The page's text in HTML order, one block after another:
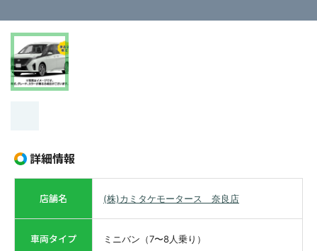
詳細情報
店舗名 (株)カミタケモータース 奈良店
車両タイプ ミニバン（7〜8人乗り）